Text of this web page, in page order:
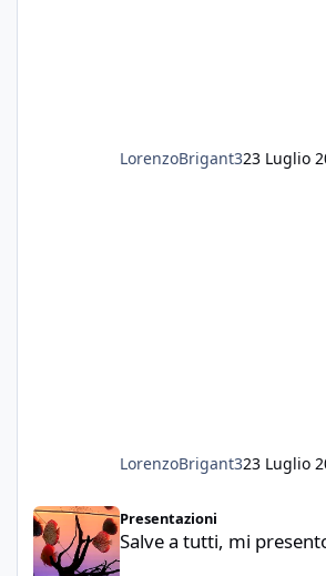
LorenzoBrigant323 Luglio
LorenzoBrigant323 Luglio
Salve a tutti, mi presento
Presentazioni
Salve a tutti, mi